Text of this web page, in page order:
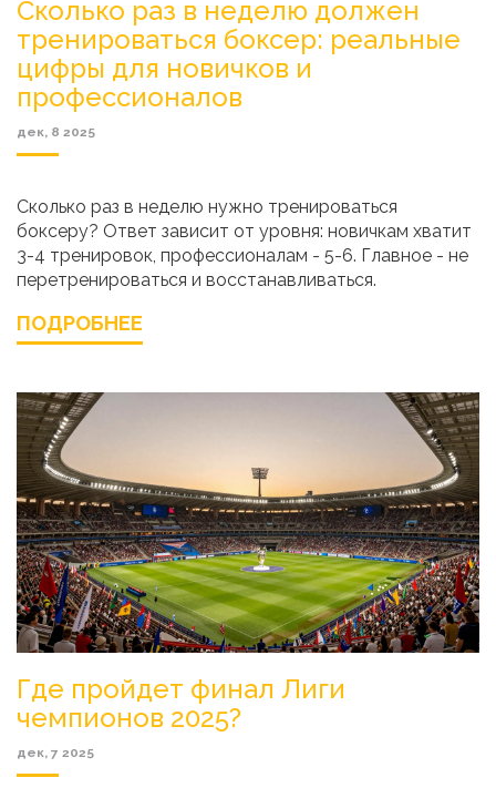
Сколько раз в неделю должен
тренироваться боксер: реальные
цифры для новичков и
профессионалов
дек, 8 2025
Сколько раз в неделю нужно тренироваться
боксеру? Ответ зависит от уровня: новичкам хватит
3-4 тренировок, профессионалам - 5-6. Главное - не
перетренироваться и восстанавливаться.
ПОДРОБНЕЕ
Где пройдет финал Лиги
чемпионов 2025?
дек, 7 2025